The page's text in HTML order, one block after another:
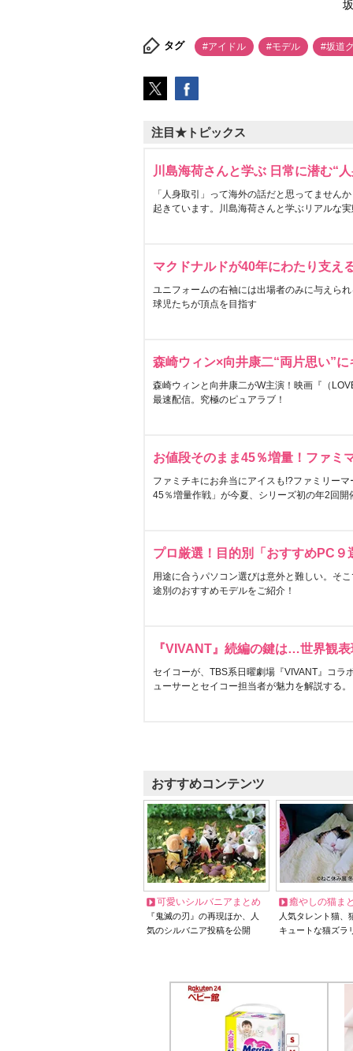
タグ #アイドル #モデル #坂道
注目★トピックス
川島海荷さんと学ぶ 日常に潜む“
「人身取引」って海外の話だと思ってません
起きています。川島海荷さんと学ぶリアルな
マクドナルドが40年にわたり支え
ユニフォームの右袖には出場者のみに与えら
球児たちが頂点を目指す
森崎ウィン×向井康二“両片思い”
森崎ウィンと向井康二がW主演！映画『（
最速配信。究極のピュアラブ！
お値段そのまま45％増量！ファミ
ファミチキにお弁当にアイスも!?ファミリー
45％増量作戦」が今夏、シリーズ初の年2回開
プロ厳選！目的別「おすすめPC９
用途に合うパソコン選びは意外と難しい。そ
途別のおすすめモデルをご紹介！
『VIVANT』続編の鍵は…世界観
セイコーが、TBS系日曜劇場『VIVANT』コラ
ューサーとセイコー担当者が魅力を解説する。
おすすめコンテンツ
可愛いシルバニアまとめ
『鬼滅の刃』の再現ほか、人
気のシルバニア投稿を公開
癒やしの猫ま
人気タレント猫
キュートな猫ズラ